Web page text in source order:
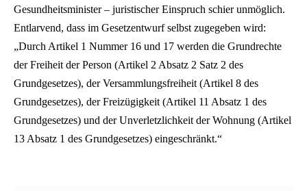
Gesundheitsminister – juristischer Einspruch schier unmöglich.
Entlarvend, dass im Gesetzentwurf selbst zugegeben wird:
„Durch Artikel 1 Nummer 16 und 17 werden die Grundrechte
der Freiheit der Person (Artikel 2 Absatz 2 Satz 2 des
Grundgesetzes), der Versammlungsfreiheit (Artikel 8 des
Grundgesetzes), der Freizügigkeit (Artikel 11 Absatz 1 des
Grundgesetzes) und der Unverletzlichkeit der Wohnung (Artikel
13 Absatz 1 des Grundgesetzes) eingeschränkt.“